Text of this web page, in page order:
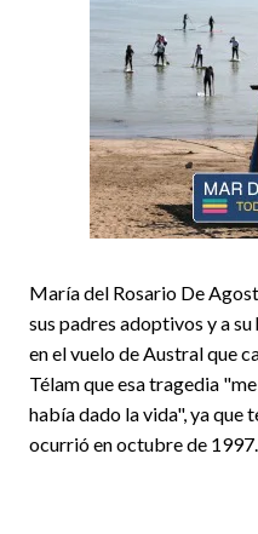
María del Rosario De
sus padres adoptivos y a
en el vuelo de Austral que
Télam que esa tragedia
había dado la vida", ya que
ocurrió en octubre de 1997.